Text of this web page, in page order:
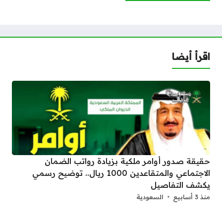
اقرأ أيضا
حقيقة صدور أوامر ملكية بزيادة رواتب الضمان
الاجتماعي والمتقاعدين 1000 ريال.. توضيح رسمي
يكشف التفاصيل
منذ 3 أسابيع السعودية